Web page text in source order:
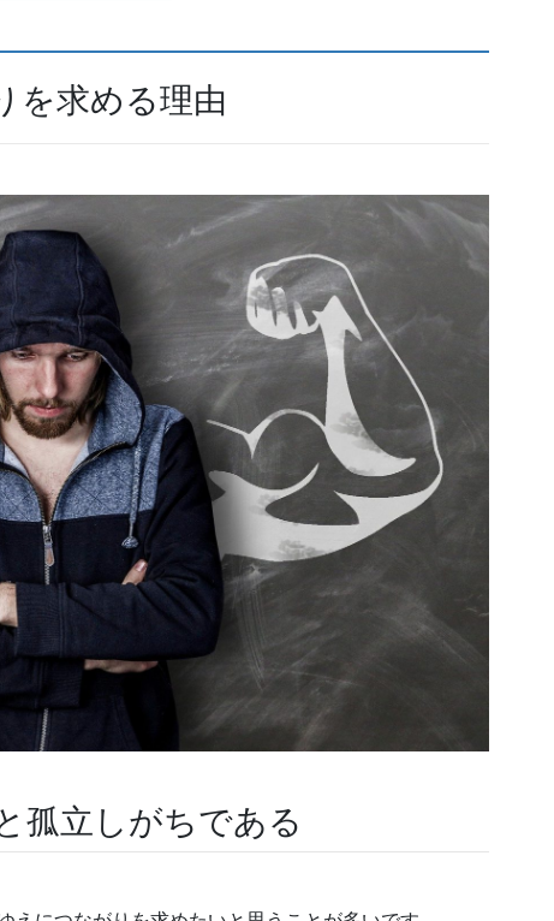
を求める理由
孤立しがちである